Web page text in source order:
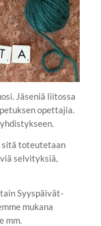
Jäseniä liitossa
opettajia.
sitä toteutetaan
selvityksiä,
Syyspäivät-
mukana
mm.